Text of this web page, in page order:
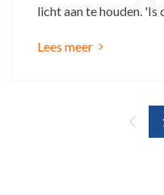
licht aan te houden.
Lees meer